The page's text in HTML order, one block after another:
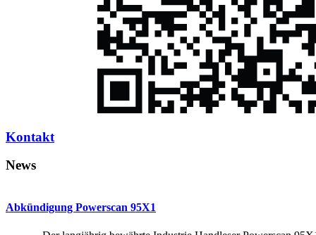
Kontakt
News
Abkündigung Powerscan 95X1